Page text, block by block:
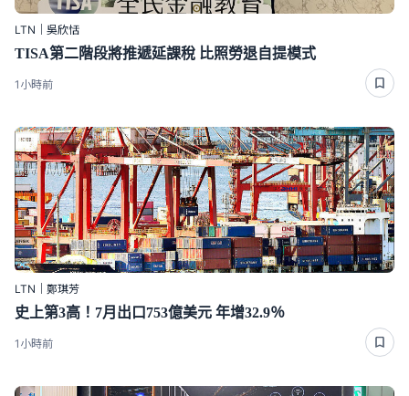
LTN｜吳欣恬
TISA第二階段將推遞延課稅 比照勞退自提模式
1小時前
LTN｜鄭琪芳
史上第3高！7月出口753億美元 年增32.9％
1小時前